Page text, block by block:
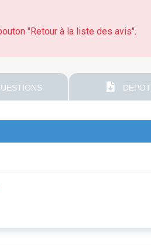
"Retour à la liste des avis".
DEPOT